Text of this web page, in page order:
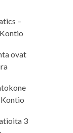
–
ovat
3